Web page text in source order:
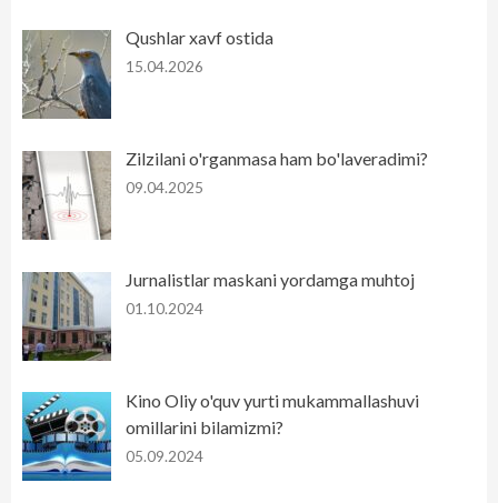
Qushlar xavf ostida
15.04.2026
Zilzilani o'rganmasa ham bo'laveradimi?
09.04.2025
Jurnalistlar maskani yordamga muhtoj
01.10.2024
Kino Oliy o'quv yurti mukammallashuvi
omillarini bilamizmi?
05.09.2024